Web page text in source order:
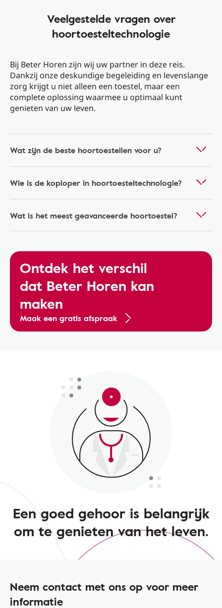
Veelgestelde vragen over
hoortoesteltechnologie
Bij Beter Horen zijn wij uw partner in deze reis.
Dankzij onze deskundige begeleiding en levenslange
zorg krijgt u niet alleen een toestel, maar een
complete oplossing waarmee u optimaal kunt
genieten van uw leven.
Wat zijn de beste hoortoestellen voor u?
Wie is de koploper in hoortoesteltechnologie?
Wat is het meest geavanceerde hoortoestel?
Ontdek het verschil
dat Beter Horen kan
maken
Maak een gratis afspraak
Een goed gehoor is belangrijk
om te genieten van het leven.
Neem contact met ons op voor meer
informatie